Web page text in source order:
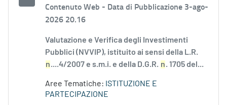
Contenuto Web - Data di Pubblicazione 3-ago-
2026 20.16
Valutazione e Verifica degli Investimenti
Pubblici (NVVIP), istituito ai sensi della L.R.
n....4/2007 e s.m.i. e della D.G.R. n. 1705 del...
Aree Tematiche: ISTITUZIONE E
PARTECIPAZIONE